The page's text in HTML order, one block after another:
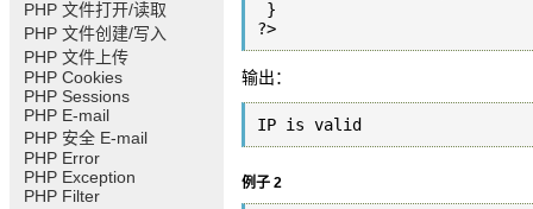
PHP 文件打开/读取
PHP 文件创建/写入
PHP 文件上传
PHP Cookies
PHP Sessions
PHP E-mail
PHP 安全 E-mail
PHP Error
PHP Exception
PHP Filter
?>
输出：
IP is valid
例子 2